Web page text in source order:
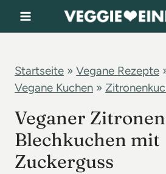
u
Startseite » Vegane Rezepte
Vegane Kuchen »
Veganer
Blechkuchen mit
Zuckerguss